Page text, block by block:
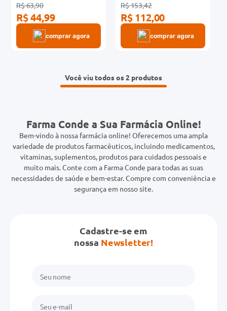
R$ 63,90
R$ 44,99
comprar agora
R$ 153,42
R$ 112,00
comprar agora
Você viu todos os 2
Farma Conde a Sua Farmácia Online!
Bem-vindo à nossa farmácia online! Oferecemos uma ampla
variedade de produtos farmacêuticos, incluindo medicamentos,
vitaminas, suplementos, produtos para cuidados pessoais e
muito mais. Conte com a Farma Conde para todas as suas
necessidades de saúde e bem-estar. Compre com conveniência e
segurança em nosso site.
Cadastre-se em
nossa Newsletter!